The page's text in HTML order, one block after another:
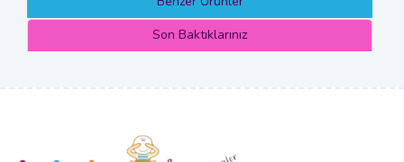
Son Baktıklarınız